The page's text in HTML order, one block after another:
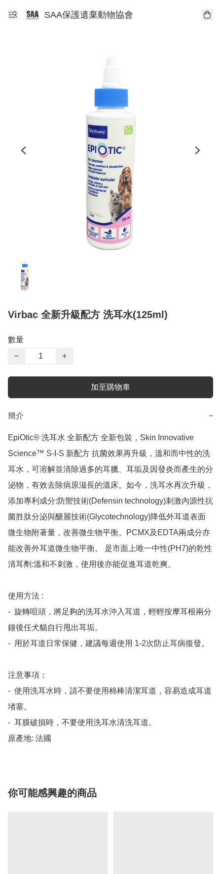
SAA保護遺棄動物協會
Virbac 全新升級配方 洗耳水(125ml)
數量
−
+
加至購物車
簡介 −
EpiOtic® 洗耳水 全新配方 全新包裝，Skin Innovative
Science™ S-I-S 新配方 抗菌效果再升級，溫和而中性的洗
耳水，可溶解並清除過多的耳臘、耳垢及因發炎而產生的分
泌物，有效去除病原滋長的溫床。如今，洗耳水再次升級，
添加專利成分:防禦技術(Defensin technology)刺激內源性抗
菌胜肽分泌與醣麗技術(Glycotechnology)降低外耳道表面
微生物附著量，改善微生物平衡。PCMX及EDTA兩成分亦
能改善外耳道微生物平衡。 是市面上唯一中性(PH7)的乾性
清耳劑:溫和不刺激，使用後亦能促進耳道乾爽。
使用方法 :
-  旋轉咀頭，將足夠的洗耳水沖入耳道，輕輕按摩耳根兩分
鐘後任犬貓自行甩出耳垢。
-  用於耳道日常保健，建議每週使用 1-2次防止耳病復發。
注意事項：
-  使用洗耳水時，請不要使用棉棒清潔耳道，容易造成耳道
堵塞。
-  耳膜破損時，不要使用洗耳水清洗耳道。
原產地: 法國
你可能感興趣的商品